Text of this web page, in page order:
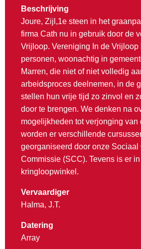
Beschrijving
Joure, Zijl,1e steen in het
firma Cath nu in gebruik door de
Vrijloop. Vereniging In de Vrijloop
personen, woonachtig in
Marren, die niet of niet volledig
arbeidsproces deelnemen, in de
stellen hun vrije tijd zo zinvol en
door te brengen. We denken na
mogelijkheden tot verjonging van
worden er verschillende
georganiseerd door onze Sociaal
Commissie (SCC). Tevens is er
kringloopwinkel.
Vervaardiger
Halma, J.T.
Datering
Array